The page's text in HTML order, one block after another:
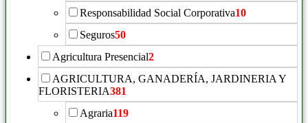
Responsabilidad Social Corporativa10
Seguros50
Agricultura Presencial2
AGRICULTURA, GANADERÍA, JARDINERIA Y
FLORISTERIA381
Agraria119